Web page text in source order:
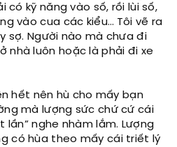
có kỹ năng vào số, rồi lùi số,
vào cua các kiểu… Tôi vẽ ra
sợ. Người nào mà chưa đi
nhà luôn hoặc là phải đi xe
hết nên hù cho mấy bạn
mà lượng sức chứ cứ cái
nghe nhàm lắm. Lượng
có hùa theo mấy cái triết lý